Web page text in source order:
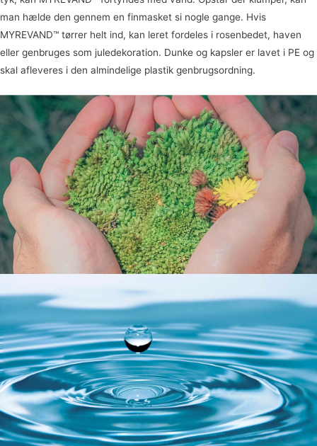
man hælde den gennem en finmasket si nogle gange. Hvis
MYREVAND™ tørrer helt ind, kan leret fordeles i rosenbedet, haven
eller genbruges som juledekoration. Dunke og kapsler er lavet i PE og
skal afleveres i den almindelige plastik genbrugsordning.